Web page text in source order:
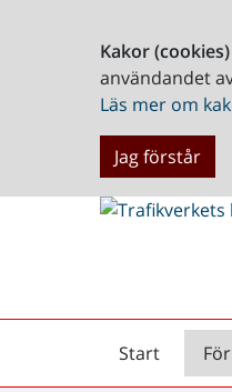
Kakor (cookies)
användandet
Läs mer om
Jag förstår
Start
Startsida